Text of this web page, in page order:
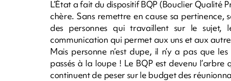
L’État a fait du dispositif BQP (Bouclier Qualité
chère. Sans remettre en cause sa pertinence,
des personnes qui travaillent sur le sujet,
communication qui permet aux uns et aux
Mais personne n’est dupe, il n’y a pas que
passés à la loupe ! Le BQP est devenu
continuent de peser sur le budget des